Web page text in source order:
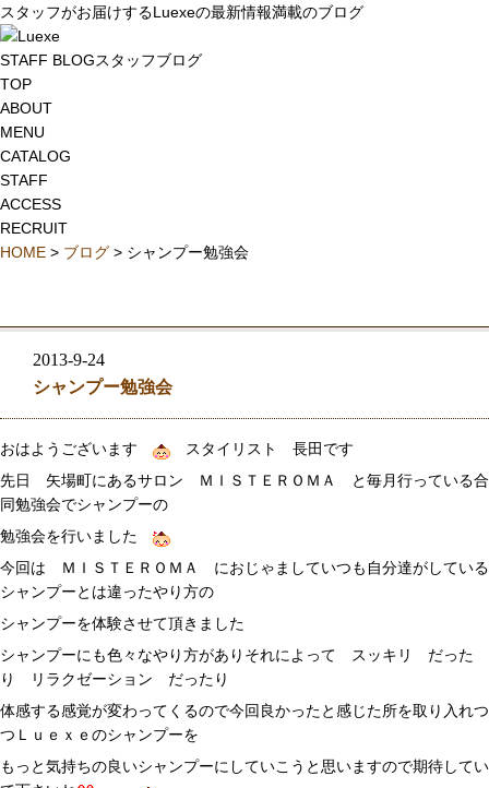
スタッフがお届けするLuexeの最新情報満載のブログ
STAFF BLOGスタッフブログ
TOP
ABOUT
MENU
CATALOG
STAFF
ACCESS
RECRUIT
HOME > ブログ > シャンプー勉強会
2013-9-24
シャンプー勉強会
おはようございます
スタイリスト 長田です
先日 矢場町にあるサロン ＭＩＳＴＥＲＯＭＡ と毎月行っている合
同勉強会でシャンプーの
勉強会を行いました
今回は ＭＩＳＴＥＲＯＭＡ におじゃましていつも自分達がしている
シャンプーとは違ったやり方の
シャンプーを体験させて頂きました
シャンプーにも色々なやり方がありそれによって スッキリ だった
り リラクゼーション だったり
体感する感覚が変わってくるので今回良かったと感じた所を取り入れつ
つＬｕｅｘｅのシャンプーを
もっと気持ちの良いシャンプーにしていこうと思いますので期待してい